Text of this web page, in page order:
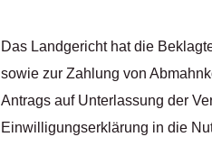
Das Landgericht hat die
sowie zur Zahlung von
Antrags auf Unterlassung der
Einwilligungserklärung in die